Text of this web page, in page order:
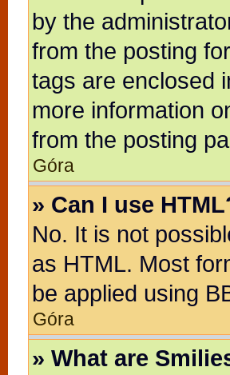
by the
from the posting
tags are enclosed
more information
from the posting
Góra
» Can I use
No. It is not
as HTML. Most
be applied using
Góra
» What are